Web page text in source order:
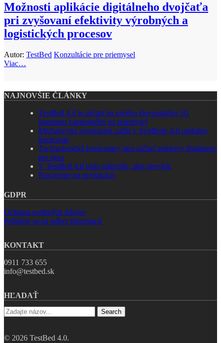
Možnosti aplikácie digitálneho dvojčaťa
pri zvyšovaní efektivity výrobných a
logistických procesov
Autor: TestBed Konzultácie pre priemysel
Viac…
NAJNOVŠIE ČLÁNKY
TestBed 4.0 je súčasťou prvého slovenského 5G
kampusu zameraného na priemysel
Michalovskí gymnazisti zažili v TestBede 4.0 unikátny
bootcamp
Technologické bootcampy ako súčasť prípravy študentov
pre prax
V TestBed 4.0 bolo rušnejšie, ako obvykle
Pracujeme na novinkách
GDPR
Ochrana osobných údajov
Prihláste sa na odber informácií
KONTAKT
0911 733 655
info@testbed.sk
HĽADAŤ
Search
© 2026 TestBed 4.0.